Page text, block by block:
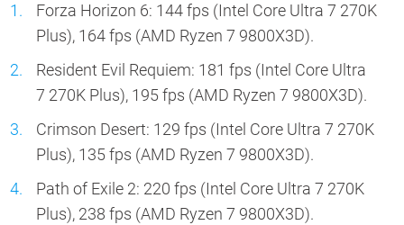
Forza Horizon 6: 144 fps (Intel Core Ultra 7 270K
Plus), 164 fps (AMD Ryzen 7 9800X3D).
Resident Evil Requiem: 181 fps (Intel Core Ultra
7 270K Plus), 195 fps (AMD Ryzen 7 9800X3D).
Crimson Desert: 129 fps (Intel Core Ultra 7 270K
Plus), 135 fps (AMD Ryzen 7 9800X3D).
Path of Exile 2: 220 fps (Intel Core Ultra 7 270K
Plus), 238 fps (AMD Ryzen 7 9800X3D).